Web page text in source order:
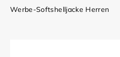
Werbe-Softshelljacke Herren